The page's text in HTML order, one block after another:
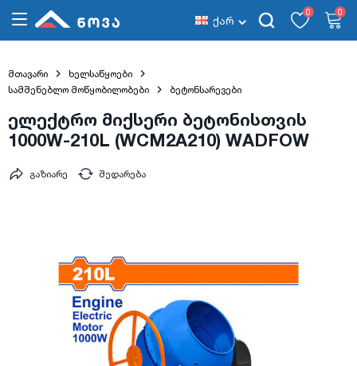
ქარ
0 0
მთავარი
ხელსაწყოები
სამშენებლო მოწყობილობები
ბეტონსარევები
ელექტრო მიქსერი ბეტონისთვის
1000W-210L (WCM2A210) WADFOW
შედარება
გაზიარე